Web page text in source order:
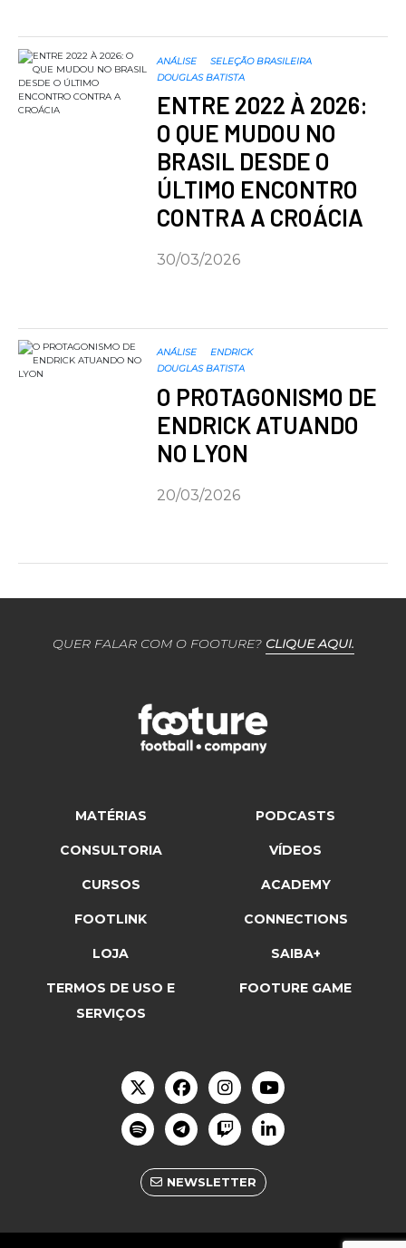
ANÁLISE
SELEÇÃO BRASILEIRA
DOUGLAS BATISTA
ENTRE 2022 À 2026:
O QUE MUDOU NO
BRASIL DESDE O
ÚLTIMO ENCONTRO
CONTRA A CROÁCIA
30/03/2026
ANÁLISE
ENDRICK
DOUGLAS BATISTA
O PROTAGONISMO DE
ENDRICK ATUANDO
NO LYON
20/03/2026
QUER FALAR COM O FOOTURE? CLIQUE AQUI.
MATÉRIAS PODCASTS
CONSULTORIA VÍDEOS
CURSOS ACADEMY
FOOTLINK CONNECTIONS
LOJA SAIBA+
TERMOS DE USO E
SERVIÇOS
FOOTURE GAME
NEWSLETTER